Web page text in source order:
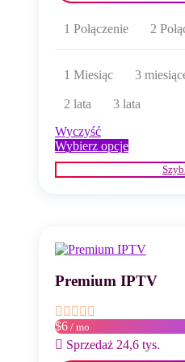
1 Połączenie 2
1 Miesiąc 3
2 lata
3 lata
Wyczyść
Wybierz opcjeTen
produkt
ma
wybrać
stronie
produktu
Premium IPTV
$6 / mo
Sprzedaż 24,6 tys.